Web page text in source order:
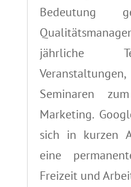
Bedeutung
jährliche
Seminaren
Marketing.
sich in kurzen
eine
Freizeit und